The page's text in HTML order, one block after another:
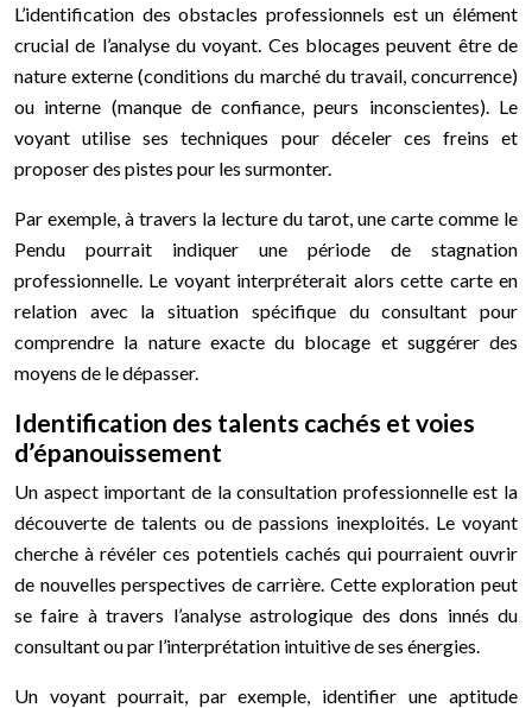
L’identification des obstacles professionnels est un élément
crucial de l’analyse du voyant. Ces blocages peuvent être de
nature externe (conditions du marché du travail, concurrence)
ou interne (manque de confiance, peurs inconscientes). Le
voyant utilise ses techniques pour déceler ces freins et
proposer des pistes pour les surmonter.
Par exemple, à travers la lecture du tarot, une carte comme le
Pendu pourrait indiquer une période de stagnation
professionnelle. Le voyant interpréterait alors cette carte en
relation avec la situation spécifique du consultant pour
comprendre la nature exacte du blocage et suggérer des
moyens de le dépasser.
Identification des talents cachés et voies
d’épanouissement
Un aspect important de la consultation professionnelle est la
découverte de talents ou de passions inexploités. Le voyant
cherche à révéler ces potentiels cachés qui pourraient ouvrir
de nouvelles perspectives de carrière. Cette exploration peut
se faire à travers l’analyse astrologique des dons innés du
consultant ou par l’interprétation intuitive de ses énergies.
Un voyant pourrait, par exemple, identifier une aptitude